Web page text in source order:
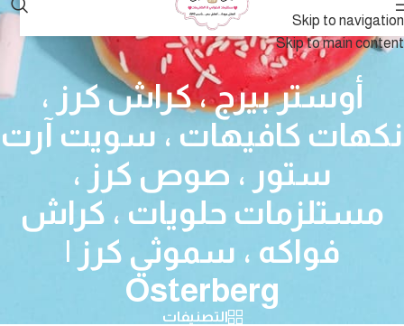
Skip to navigation
Skip to main content
أوستر بيرج ، كراش كرز ،
نكهات كافيهات ، سويت آرت
ستور ، صوص كرز ،
مستلزمات حلويات ، كراش
فواكه ، سموثي كرز |
Osterberg
التصنيفات